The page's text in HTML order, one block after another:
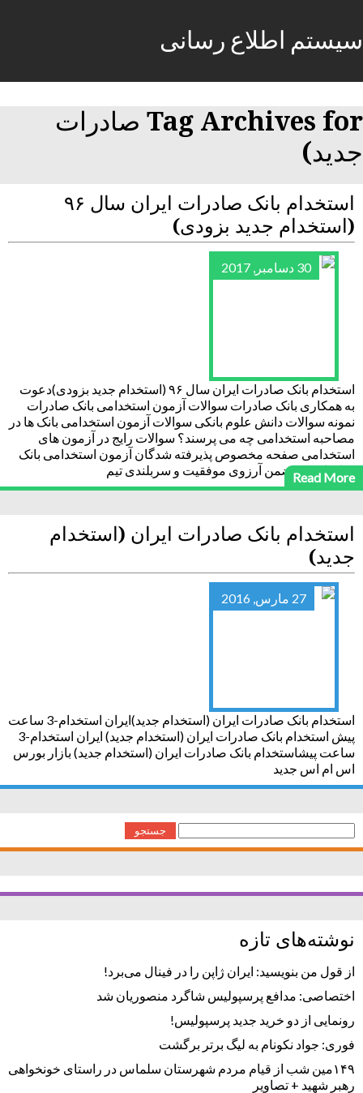
سیستم اطلاع رسانی
Tag Archives for صادرات
جدید)
استخدام بانک صادرات ایران سال ۹۶
(استخدام جدید بزودی)
30 دسامبر, 2017
استخدام بانک صادرات ایران سال ۹۶ (استخدام جدید بزودی)دعوت
به همکاری بانک صادرات سوالات آزمون استخدامی بانک صادرات
نمونه سوالات دانش علوم بانکی سوالات آزمون استخدامی بانک ها در
مصاحبه استخدامی چه می پرسند؟ سوالات رایج در آزمون های
استخدامی صفحه مخصوص پذیرفته شدگان آزمون استخدامی بانک
صادرات ۹۲ ضمن آرزوی موفقیت و سربلندی تیم
Read More
استخدام بانک صادرات ایران (استخدام
جدید)
27 مارس, 2016
استخدام بانک صادرات ایران (استخدام جدید)ایران استخدام-3 ساعت
پیش استخدام بانک صادرات ایران (استخدام جدید) ایران استخدام-3
ساعت پیشاستخدام بانک صادرات ایران (استخدام جدید) بازار بورس
اس ام اس جدید
جستجو
برای:
نوشته‌های تازه
از قول من بنویسید: ایران ژاپن را در فینال می‌برد!
اختصاصی: مدافع پرسپولیس شاگرد منصوریان شد
رونمایی از دو خرید جدید پرسپولیس!
فوری: جواد نکونام به لیگ برتر برگشت
۱۴۹مین شب از قیام مردم شهرستان سلماس در راستای خونخواهی
رهبر شهید + تصاویر